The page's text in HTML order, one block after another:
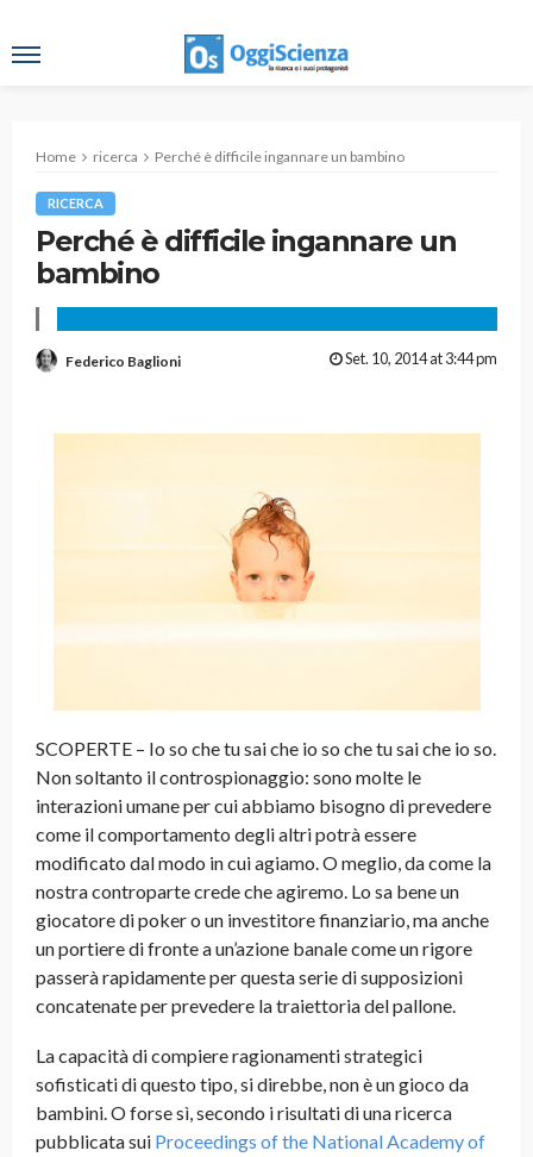
Home ricerca Perché è difficile ingannare un bambino
RICERCA
Perché è difficile ingannare un
bambino
Federico Baglioni Set. 10, 2014 at 3:44 pm
SCOPERTE – Io so che tu sai che io so che tu sai che io so.
Non soltanto il controspionaggio: sono molte le
interazioni umane per cui abbiamo bisogno di prevedere
come il comportamento degli altri potrà essere
modificato dal modo in cui agiamo. O meglio, da come la
nostra controparte crede che agiremo. Lo sa bene un
giocatore di poker o un investitore finanziario, ma anche
un portiere di fronte a un’azione banale come un rigore
passerà rapidamente per questa serie di supposizioni
concatenate per prevedere la traiettoria del pallone.
La capacità di compiere ragionamenti strategici
sofisticati di questo tipo, si direbbe, non è un gioco da
bambini. O forse sì, secondo i risultati di una ricerca
pubblicata sui Proceedings of the National Academy of